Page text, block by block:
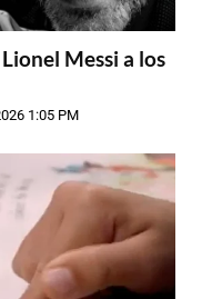
Messi a los
1:05 PM